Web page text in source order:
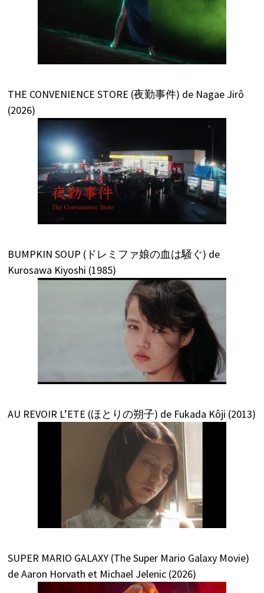
THE CONVENIENCE STORE (夜勤事件) de Nagae Jirô
(2026)
BUMPKIN SOUP (ドレミファ娘の血は騒ぐ) de
Kurosawa Kiyoshi (1985)
AU REVOIR L’ETE (ほとりの朔子) de Fukada Kôji (2013)
SUPER MARIO GALAXY (The Super Mario Galaxy Movie)
de Aaron Horvath et Michael Jelenic (2026)